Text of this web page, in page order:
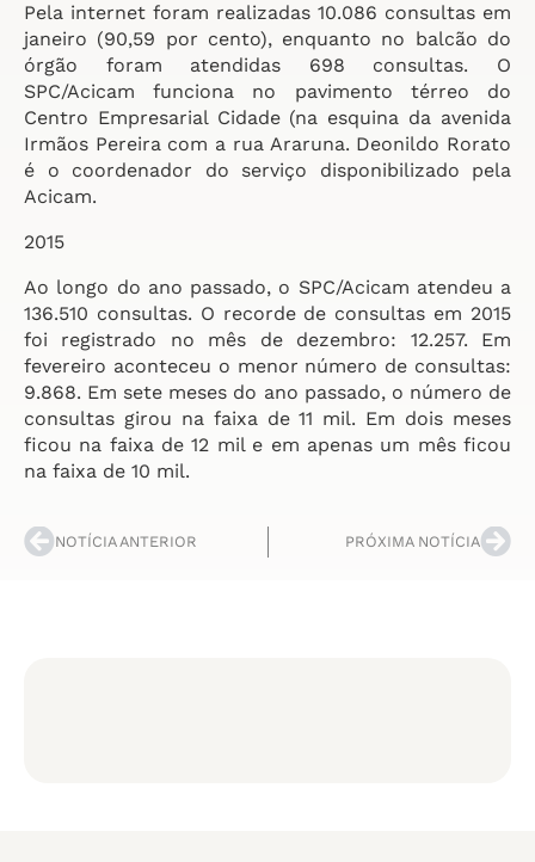
Pela internet foram realizadas 10.086 consultas em
janeiro (90,59 por cento), enquanto no balcão do
órgão foram atendidas 698 consultas. O
SPC/Acicam funciona no pavimento térreo do
Centro Empresarial Cidade (na esquina da avenida
Irmãos Pereira com a rua Araruna. Deonildo Rorato
é o coordenador do serviço disponibilizado pela
Acicam.
2015
Ao longo do ano passado, o SPC/Acicam atendeu a
136.510 consultas. O recorde de consultas em 2015
foi registrado no mês de dezembro: 12.257. Em
fevereiro aconteceu o menor número de consultas:
9.868. Em sete meses do ano passado, o número de
consultas girou na faixa de 11 mil. Em dois meses
ficou na faixa de 12 mil e em apenas um mês ficou
na faixa de 10 mil.
NOTÍCIA ANTERIOR PRÓXIMA NOTÍCIA